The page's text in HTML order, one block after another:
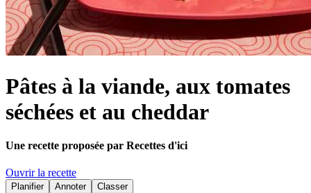
Pâtes à la viande, aux tomates
séchées et au cheddar
Une recette proposée par Recettes d'ici
Ouvrir la recette
Planifier Annoter
Classer